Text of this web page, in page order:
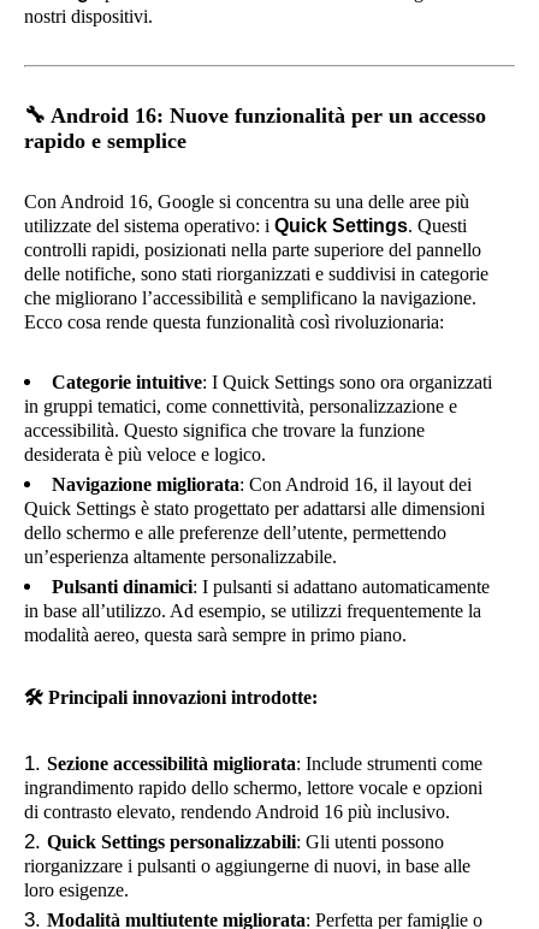
nostri dispositivi.
🔧 Android 16: Nuove funzionalità per un accesso
rapido e semplice
Con Android 16, Google si concentra su una delle aree più
utilizzate del sistema operativo: i Quick Settings. Questi
controlli rapidi, posizionati nella parte superiore del pannello
delle notifiche, sono stati riorganizzati e suddivisi in categorie
che migliorano l’accessibilità e semplificano la navigazione.
Ecco cosa rende questa funzionalità così rivoluzionaria:
Categorie intuitive: I Quick Settings sono ora organizzati
in gruppi tematici, come connettività, personalizzazione e
accessibilità. Questo significa che trovare la funzione
desiderata è più veloce e logico.
Navigazione migliorata: Con Android 16, il layout dei
Quick Settings è stato progettato per adattarsi alle dimensioni
dello schermo e alle preferenze dell’utente, permettendo
un’esperienza altamente personalizzabile.
Pulsanti dinamici: I pulsanti si adattano automaticamente
in base all’utilizzo. Ad esempio, se utilizzi frequentemente la
modalità aereo, questa sarà sempre in primo piano.
🛠️ Principali innovazioni introdotte:
Sezione accessibilità migliorata: Include strumenti come
ingrandimento rapido dello schermo, lettore vocale e opzioni
di contrasto elevato, rendendo Android 16 più inclusivo.
Quick Settings personalizzabili: Gli utenti possono
riorganizzare i pulsanti o aggiungerne di nuovi, in base alle
loro esigenze.
Modalità multiutente migliorata: Perfetta per famiglie o